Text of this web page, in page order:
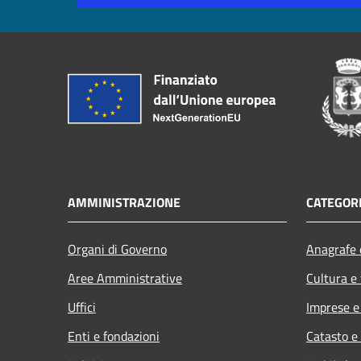
AMMINISTRAZIONE
Organi di Governo
Aree Amministrative
Uffici
Enti e fondazioni
Cultura
Imprese
Catasto